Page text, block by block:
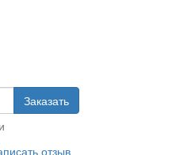
Заказать
отзыв